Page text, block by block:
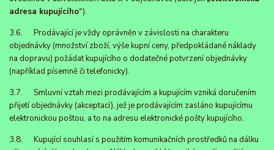
adresa kupujícího“).
3.6. Prodávající je vždy oprávněn v závislosti na charakteru
objednávky (množství zboží, výše kupní ceny, předpokládané náklady
na dopravu) požádat kupujícího o dodatečné potvrzení objednávky
(například písemně či telefonicky).
3.7. Smluvní vztah mezi prodávajícím a kupujícím vzniká doručením
přijetí objednávky (akceptací), jež je prodávajícím zasláno kupujícímu
elektronickou poštou, a to na adresu elektronické pošty kupujícího.
3.8. Kupující souhlasí s použitím komunikačních prostředků na dálku